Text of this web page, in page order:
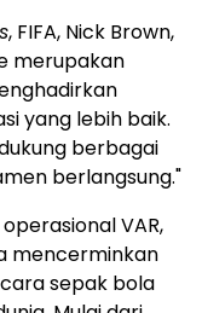
, FIFA, Nick Brown,
merupakan
yang lebih baik.
berbagai
berlangsung."
VAR,
mencerminkan
sepak bola